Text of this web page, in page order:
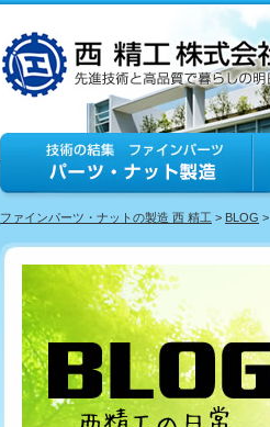
ファインパーツ・ナットの製造 西 精工 > BLOG